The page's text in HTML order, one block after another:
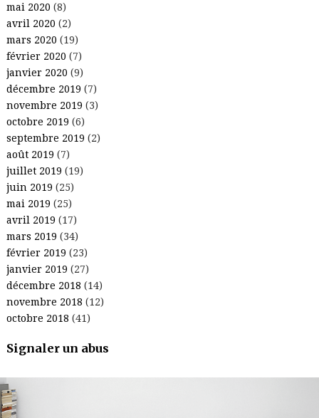
mai 2020 (8)
avril 2020 (2)
mars 2020 (19)
février 2020 (7)
janvier 2020 (9)
décembre 2019 (7)
novembre 2019 (3)
octobre 2019 (6)
septembre 2019 (2)
août 2019 (7)
juillet 2019 (19)
juin 2019 (25)
mai 2019 (25)
avril 2019 (17)
mars 2019 (34)
février 2019 (23)
janvier 2019 (27)
décembre 2018 (14)
novembre 2018 (12)
octobre 2018 (41)
Signaler un abus
.
.